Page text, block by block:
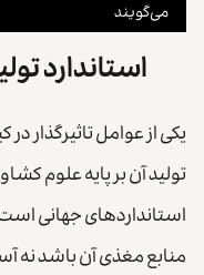
استاندارد
یکی از عوامل
تولید آن بر پایه علوم
استانداردهای جهانی
منابع مغذی آن باشد نه
می‌گویند